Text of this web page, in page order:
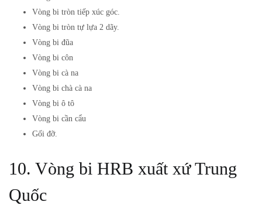
Vòng bi tròn tiếp xúc góc.
Vòng bi tròn tự lựa 2 dãy.
Vòng bi đũa
Vòng bi côn
Vòng bi cà na
Vòng bi chà cà na
Vòng bi ô tô
Vòng bi cần cẩu
Gối đỡ.
10. Vòng bi HRB xuất xứ Trung
Quốc